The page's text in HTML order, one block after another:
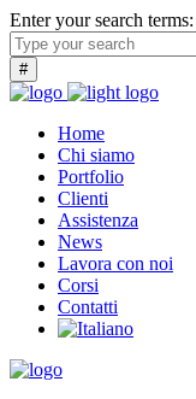
Enter your search terms:
Home
Chi siamo
Portfolio
Clienti
Assistenza
News
Lavora con noi
Corsi
Contatti